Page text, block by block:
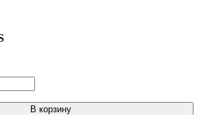
В корзину